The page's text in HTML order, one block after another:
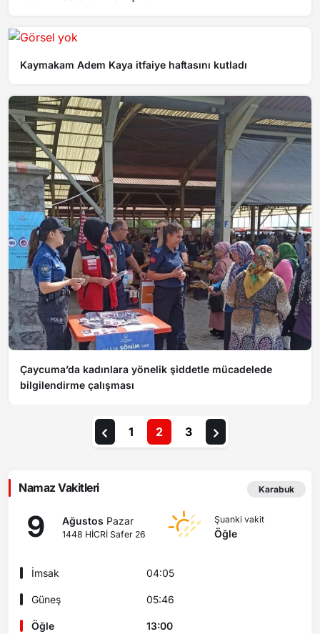
Kaymakam Adem Kaya itfaiye haftasını kutladı
Çaycuma’da kadınlara yönelik şiddetle mücadelede
bilgilendirme çalışması
1 2 3
Namaz Vakitleri Karabuk
9 Ağustos Pazar
1448 HİCRİ Safer 26
Şuanki vakit
Öğle
İmsak 04:05
Güneş 05:46
Öğle 13:00